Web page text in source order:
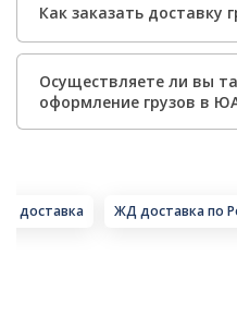
Как заказать доставку
Осуществляете ли вы
оформление грузов в
доставка ЖД доставка по